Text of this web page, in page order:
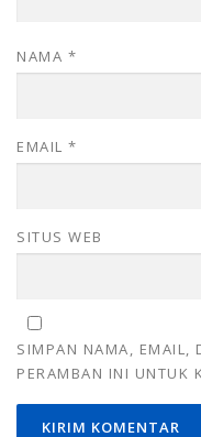
NAMA *
EMAIL *
SITUS WEB
SIMPAN NAMA, EMAIL,
PERAMBAN INI UNTUK